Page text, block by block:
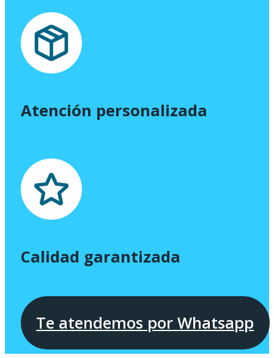
Atención personalizada
Calidad garantizada
Te atendemos por Whatsapp